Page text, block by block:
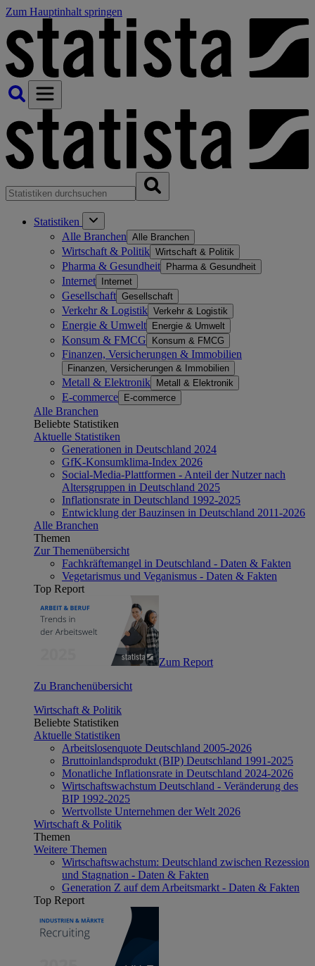
Zum Hauptinhalt springen
Statistiken
Alle Branchen Alle Branchen
Wirtschaft & Politik Wirtschaft & Politik
Pharma & Gesundheit Pharma & Gesundheit
Internet Internet
Gesellschaft Gesellschaft
Verkehr & Logistik Verkehr & Logistik
Energie & Umwelt Energie & Umwelt
Konsum & FMCG Konsum & FMCG
Finanzen, Versicherungen & Immobilien
Finanzen, Versicherungen & Immobilien
Metall & Elektronik Metall & Elektronik
E-commerce E-commerce
Alle Branchen
Beliebte Statistiken
Aktuelle Statistiken
Generationen in Deutschland 2024
GfK-Konsumklima-Index 2026
Social-Media-Plattformen - Anteil der Nutzer nach
Altersgruppen in Deutschland 2025
Inflationsrate in Deutschland 1992-2025
Entwicklung der Bauzinsen in Deutschland 2011-2026
Alle Branchen
Themen
Zur Themenübersicht
Fachkräftemangel in Deutschland - Daten & Fakten
Vegetarismus und Veganismus - Daten & Fakten
Top Report
Zum Report
Zu Branchenübersicht
Wirtschaft & Politik
Beliebte Statistiken
Aktuelle Statistiken
Arbeitslosenquote Deutschland 2005-2026
Bruttoinlandsprodukt (BIP) Deutschland 1991-2025
Monatliche Inflationsrate in Deutschland 2024-2026
Wirtschaftswachstum Deutschland - Veränderung des
BIP 1992-2025
Wertvollste Unternehmen der Welt 2026
Wirtschaft & Politik
Themen
Weitere Themen
Wirtschaftswachstum: Deutschland zwischen Rezession
und Stagnation - Daten & Fakten
Generation Z auf dem Arbeitsmarkt - Daten & Fakten
Top Report